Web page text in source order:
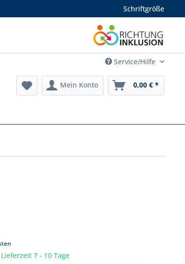
Schriftgröße
Service/Hilfe
Mein Konto 0,00 € *
7 - 10 Tage